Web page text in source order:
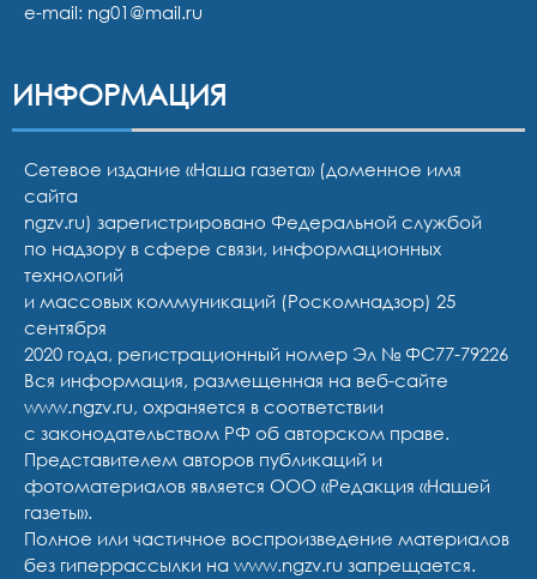
e-mail: ng01@mail.ru
ИНФОРМАЦИЯ
Сетевое издание «Наша газета» (доменное имя
сайта
ngzv.ru) зарегистрировано Федеральной службой
по надзору в сфере связи, информационных
технологий
и массовых коммуникаций (Роскомнадзор) 25
сентября
2020 года, регистрационный номер Эл № ФС77-79226
Вся информация, размещенная на веб-сайте
www.ngzv.ru, охраняется в соответствии
с законодательством РФ об авторском праве.
Представителем авторов публикаций и
фотоматериалов является ООО «Редакция «Нашей
газеты».
Полное или частичное воспроизведение материалов
без гиперрассылки на www.ngzv.ru запрещается.